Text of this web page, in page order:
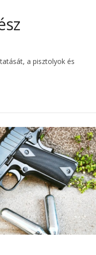
a pisztolyok és